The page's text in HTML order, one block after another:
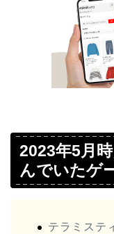
2023年5月
んでいたゲ
テラミステ